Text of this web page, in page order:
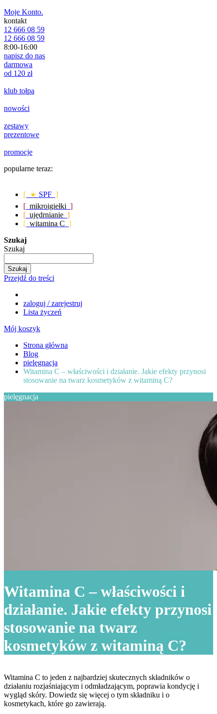
Moje Konto.
kontakt
12 666 08 59
12 666 08 59
8:00-16:00
napisz do nas
darmowa
od 120 zł
klub tołpa
nowości
zestawy
prezentowe
promocje
popularne teraz:
[ ☀️ SPF ]
[ mikroigiełki ]
[ ujędrnianie ]
[ witamina C ]
Szukaj
Szukaj
Szukaj
Przejdź do treści
zaloguj / zarejestruj
Lista życzeń
Mój koszyk
Strona główna
Blog
pielęgnacja
Witamina C – właściwości i działanie. Jakie efekty przynosi
stosowanie na twarz kosmetyków z witaminą C?
pielęgnacja
Witamina C – właściwości i
działanie. Jakie efekty przynosi
stosowanie na twarz
kosmetyków z witaminą C?
Witamina C to jeden z najbardziej skutecznych składników o
działaniu rozjaśniającym i odmładzającym, poprawia kondycję i
wygląd skóry. Dowiedz się więcej o tym składniku i o
kosmetykach, które go zawierają.